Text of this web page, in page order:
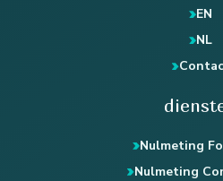
EN
NL
Nulmeting
Nulmeting